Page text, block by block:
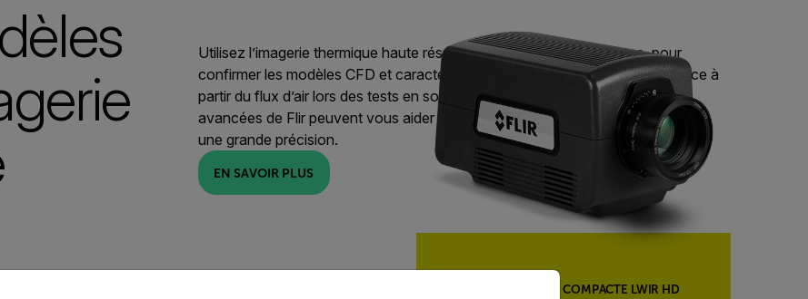
Utilisez l’imagerie thermique haute résolution, déclenchée en externe, pour
confirmer les modèles CFD et caractériser la distribution de chaleur de surface à
partir du flux d’air lors des tests en soufflerie. Les caméras radiométriques
avancées de Flir peuvent vous aider à collecter des images en temps réel avec
une grande précision.
EN SAVOIR PLUS
CAMÉRA THERMIQUE COMPACTE LWIR HD
and language from the options below to access the appropriate version of our website.